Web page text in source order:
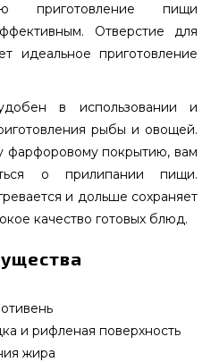
приготовление пищи
Отверстие для
идеальное приготовление
в использовании и
рыбы и овощей.
фарфоровому покрытию, вам
о прилипании пищи.
и дольше сохраняет
качество готовых блюд.
и рифленая поверхность
жира